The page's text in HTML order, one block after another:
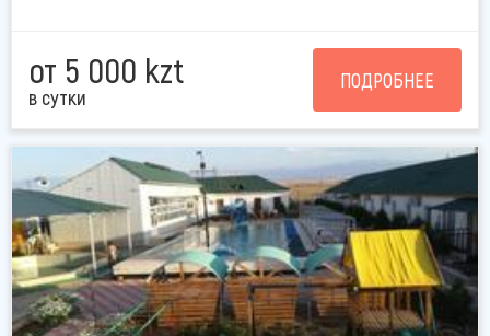
от 5 000 kzt
в сутки
ПОДРОБНЕЕ